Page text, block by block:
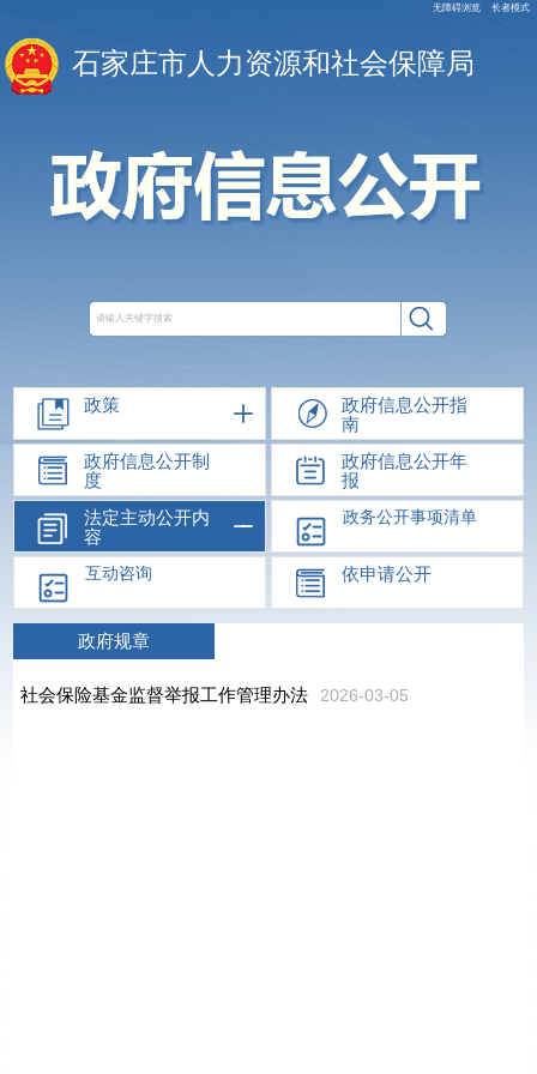
无障碍浏览 长者模式
石家庄市人力资源和社会保障局
政策
政府信息公开指
南
政府信息公开制
度
政府信息公开年
报
法定主动公开内
容
政务公开事项清单
互动咨询 依申请公开
政府规章
社会保险基金监督举报工作管理办法 2026-03-05